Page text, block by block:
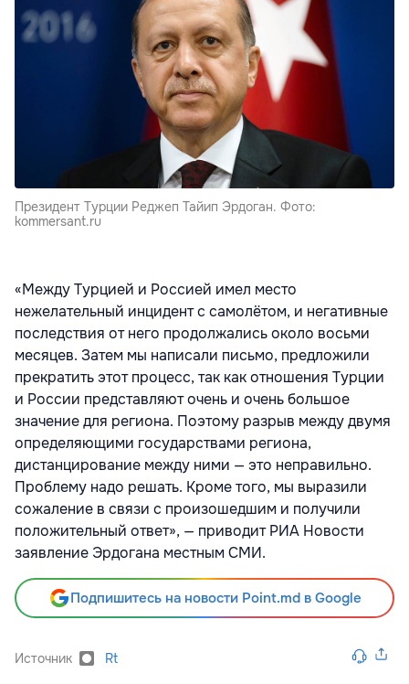
Президент Турции Реджеп Тайип Эрдоган. Фото:
kommersant.ru
«Между Турцией и Россией имел место
нежелательный инцидент с самолётом, и негативные
последствия от него продолжались около восьми
месяцев. Затем мы написали письмо, предложили
прекратить этот процесс, так как отношения Турции
и России представляют очень и очень большое
значение для региона. Поэтому разрыв между двумя
определяющими государствами региона,
дистанцирование между ними — это неправильно.
Проблему надо решать. Кроме того, мы выразили
сожаление в связи с произошедшим и получили
положительный ответ», — приводит РИА Новости
заявление Эрдогана местным СМИ.
Подпишитесь на новости Point.md в Google
Источник Rt